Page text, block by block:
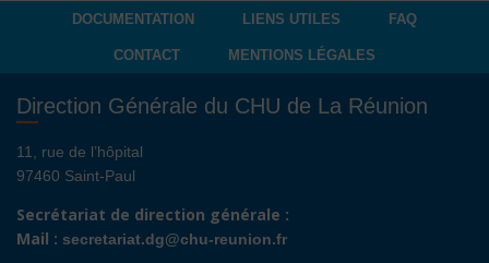
DOCUMENTATION LIENS UTILES FAQ
CONTACT MENTIONS LÉGALES
Direction Générale du CHU de La Réunion
11, rue de l’hôpital
97460 Saint-Paul
Secrétariat de direction générale :
Mail : secretariat.dg@chu-reunion.fr